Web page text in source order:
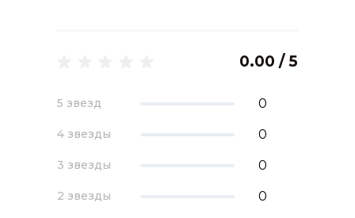
0.00 / 5
5 звезд 0
4 звезды 0
3 звезды 0
2 звезды 0